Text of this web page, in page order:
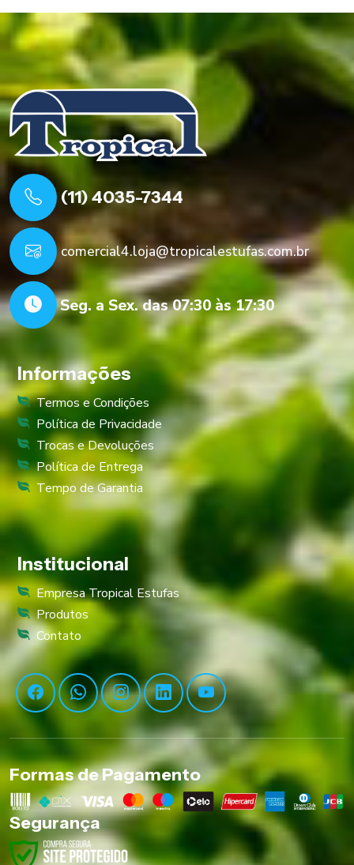
(11) 4035-7344
comercial4.loja@tropicalestufas.com.br
Seg. a Sex. das 07:30 às 17:30
Informações
Termos e Condições
Política de Privacidade
Trocas e Devoluções
Política de Entrega
Tempo de Garantia
Institucional
Empresa Tropical Estufas
Produtos
Contato
Formas de Pagamento
Segurança